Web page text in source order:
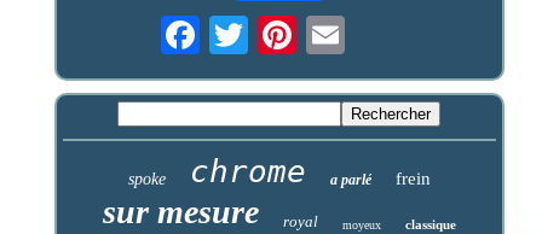
spoke chrome a parlé frein
sur mesure royal moyeux classique